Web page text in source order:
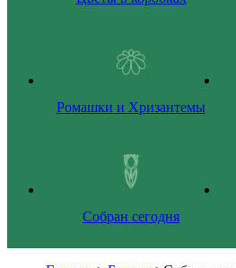
Ромашки и Хризантемы
Собран сегодня